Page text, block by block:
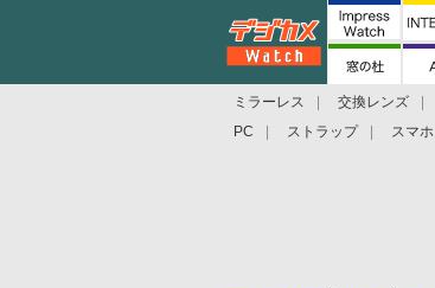
ミラーレス 交換レンズ
PC
ストラップ スマホ